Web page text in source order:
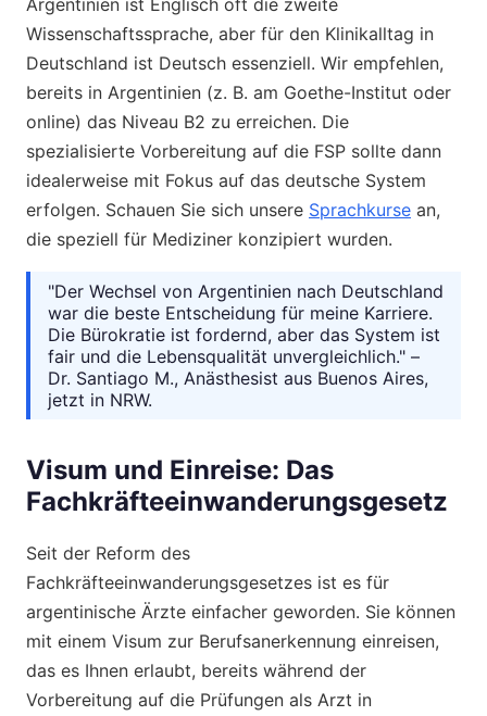
Wissenschaftssprache, aber für den Klinikalltag in
Deutschland ist Deutsch essenziell. Wir empfehlen,
bereits in Argentinien (z. B. am Goethe-Institut oder
online) das Niveau B2 zu erreichen. Die
spezialisierte Vorbereitung auf die FSP sollte dann
idealerweise mit Fokus auf das deutsche System
erfolgen. Schauen Sie sich unsere Sprachkurse an,
die speziell für Mediziner konzipiert wurden.
"Der Wechsel von Argentinien nach Deutschland
war die beste Entscheidung für meine Karriere.
Die Bürokratie ist fordernd, aber das System ist
fair und die Lebensqualität unvergleichlich." –
Dr. Santiago M., Anästhesist aus Buenos Aires,
jetzt in NRW.
Visum und Einreise: Das
Fachkräfteeinwanderungsgesetz
Seit der Reform des
Fachkräfteeinwanderungsgesetzes ist es für
argentinische Ärzte einfacher geworden. Sie können
mit einem Visum zur Berufsanerkennung einreisen,
das es Ihnen erlaubt, bereits während der
Vorbereitung auf die Prüfungen als Arzt in